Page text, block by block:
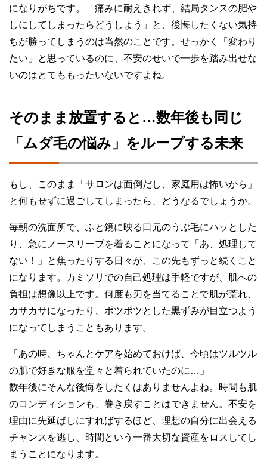
になりがちです。「痛みに耐えきれず、結局タンスの肥や
しにしてしまったらどうしよう」と、後悔したくない気持
ちが勝ってしまうのは当然のことです。せっかく「変わり
たい」と思っているのに、不安のせいで一歩を踏み出せな
いのはとてももったいないですよね。
そのまま放置すると…数年後も同じ
「ムダ毛の悩み」をループする未来
もし、このまま「サロンは面倒だし、家庭用は怖いから」
と何もせずに過ごしてしまったら、どうなるでしょうか。
毎朝の洗面所で、ふと鏡に映る口元のうぶ毛にハッとした
り、急にノースリーブを着ることになって「あ、処理して
ない！」と焦ったりする日々が、この先もずっと続くこと
になります。カミソリでの自己処理は手軽ですが、肌への
負担は想像以上です。何度も刃を当てることで肌が荒れ、
カサカサになったり、ポツポツとした黒ずみが目立つよう
になってしまうこともあります。
「あの時、ちゃんとケアを始めておけば、今頃はツルツル
の肌で好きな服を堂々と着られていたのに…」
数年後にそんな後悔をしたくはありませんよね。時間も肌
のコンディションも、巻き戻すことはできません。不安を
理由に先延ばしにすればするほど、理想の自分に出会える
チャンスを逃し、時間という一番大切な資産をロスしてし
まうことになります。